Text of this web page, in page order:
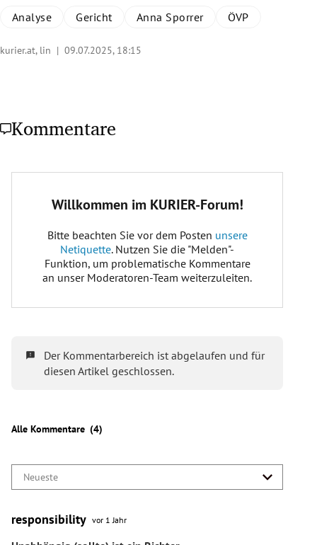
Analyse Gericht Anna Sporrer ÖVP
kurier.at, lin | 09.07.2025, 18:15
Kommentare